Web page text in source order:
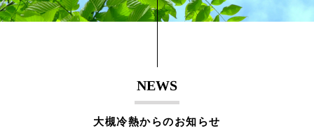
NEWS
大槻冷熱からのお知らせ